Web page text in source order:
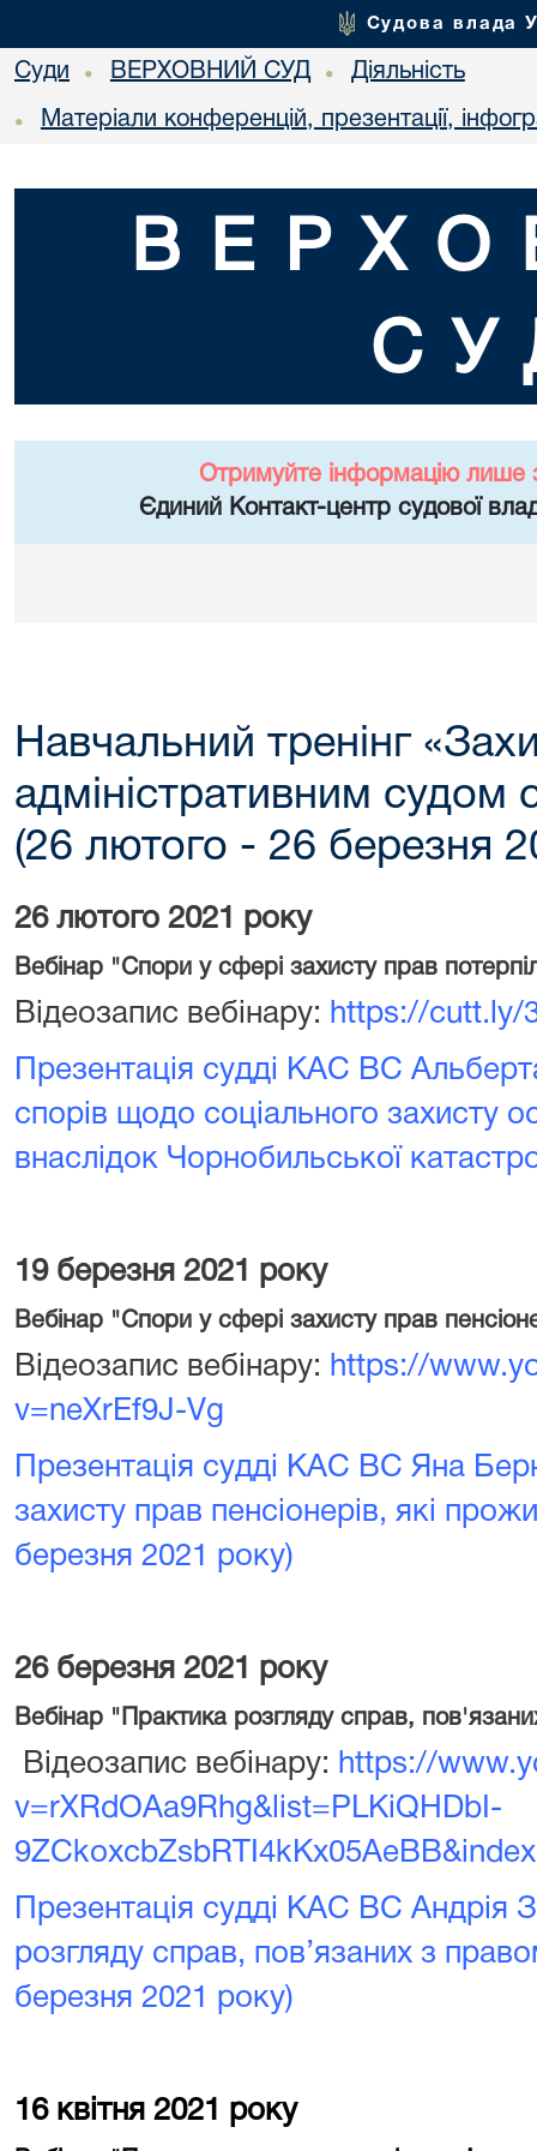
Судова влада
Суди • ВЕРХОВНИЙ СУД • Діяльність
• Матеріали конференцій, презентації,
Отримуйте інформацію лише
Єдиний Контакт-центр судової
Навчальний тренінг
адміністративним судом
(26 лютого - 26 березня
26 лютого 2021 року
Вебінар "Спори у сфері захисту прав
Відеозапис вебінару: https://cutt.ly/
Презентація судді КАС ВС
спорів щодо соціального захисту
внаслідок Чорнобильської
19 березня 2021 року
Вебінар "Спори у сфері захисту прав
Відеозапис вебінару: https://
v=neXrEf9J-Vg
Презентація судді КАС ВС Яна
захисту прав пенсіонерів, які
березня 2021 року)
26 березня 2021 року
Вебінар "Практика розгляду справ,
Відеозапис вебінару: https://
v=rXRdOAa9Rhg&list=PLKiQHDbI-
Презентація судді КАС ВС Андрія
розгляду справ, пов’язаних з
березня 2021 року)
16 квітня 2021 року